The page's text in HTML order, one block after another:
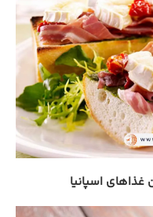
غذاهای اسپانیا